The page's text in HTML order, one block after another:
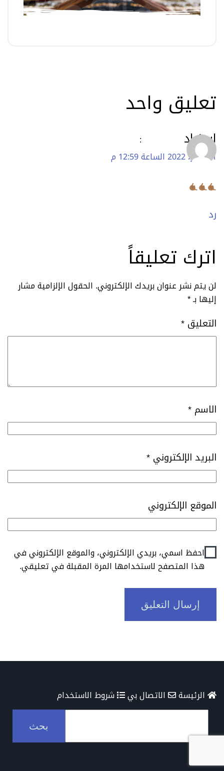
تعليق واحد
ابوزياد
:
21 يناير، 2022 الساعة 12:59 م
رد
اترك تعليقاً
لن يتم نشر عنوان بريدك الإلكتروني. الحقول الإلزامية مشار
إليها بـ*
التعليق *
الاسم *
البريد الإلكتروني *
الموقع الإلكتروني
احفظ اسمي، بريدي الإلكتروني، والموقع الإلكتروني في
هذا المتصفح لاستخدامها المرة المقبلة في تعليقي.
الرئيسة الاتصال بي شروط الاستخدام